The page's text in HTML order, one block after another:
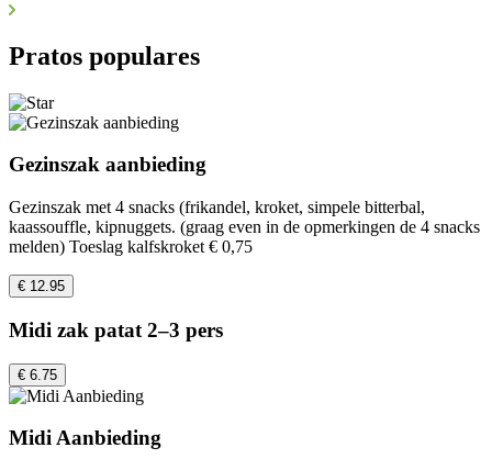
Pratos populares
Gezinszak aanbieding
Gezinszak met 4 snacks (frikandel, kroket, simpele bitterbal,
kaassouffle, kipnuggets. (graag even in de opmerkingen de 4 snacks
melden) Toeslag kalfskroket € 0,75
€ 12.95
Midi zak patat 2–3 pers
€ 6.75
Midi Aanbieding